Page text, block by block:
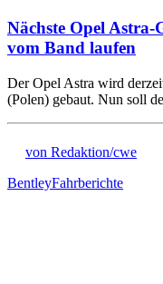
Nächste Opel Astra-
vom Band laufen
Der Opel Astra wird
(Polen) gebaut. Nun soll
von Redaktion/cwe
BentleyFahrberichte